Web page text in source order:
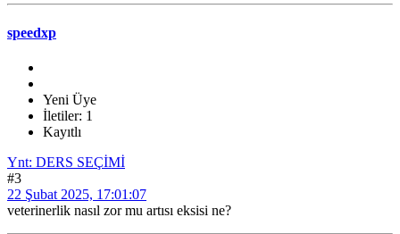
speedxp
Yeni Üye
İletiler: 1
Kayıtlı
Ynt: DERS SEÇİMİ
#3
22 Şubat 2025, 17:01:07
veterinerlik nasıl zor mu artısı eksisi ne?